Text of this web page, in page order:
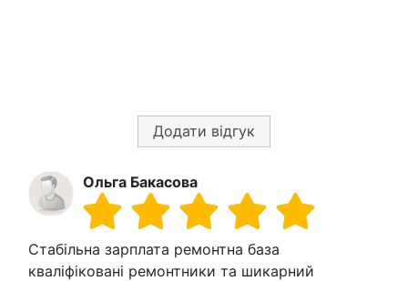
Додати відгук
Ольга Бакасова
Стабільна зарплата ремонтна база
кваліфіковані ремонтники та шикарний